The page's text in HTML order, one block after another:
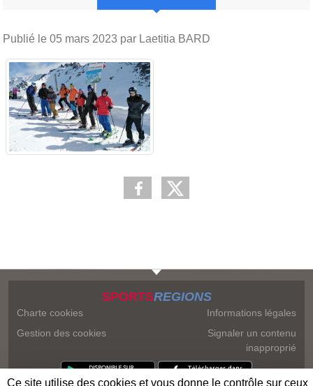
Publié le 05 mars 2023 par Laetitia BARD
SPORTSREGIONS
Charte cookies
Gestion des cookies
Informations légales
Signaler un contenu
inapproprié
Ce site utilise des cookies et vous donne le contrôle sur ceux